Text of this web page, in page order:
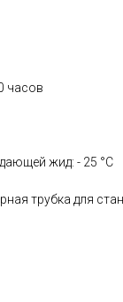
часов
жид: - 25 °C
трубка для